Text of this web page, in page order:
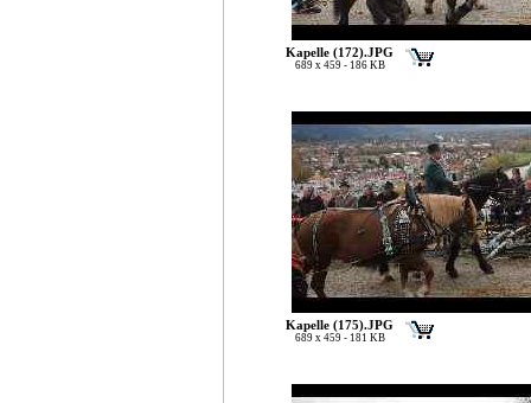
Kapelle (172).JPG
689 x 459 - 186 KB
Kapelle (175).JPG
689 x 459 - 181 KB